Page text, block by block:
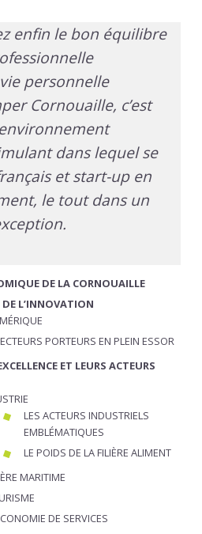
enfin le bon équilibre
personnelle
Cornouaille, c’est
environnement
dans lequel se
et start-up en
le tout dans un
DE LA CORNOUAILLE
L’INNOVATION
PORTEURS EN PLEIN ESSOR
ET LEURS ACTEURS
LES ACTEURS INDUSTRIELS
EMBLÉMATIQUES
LE POIDS DE LA FILIÈRE ALIMENT
MARITIME
DE SERVICES